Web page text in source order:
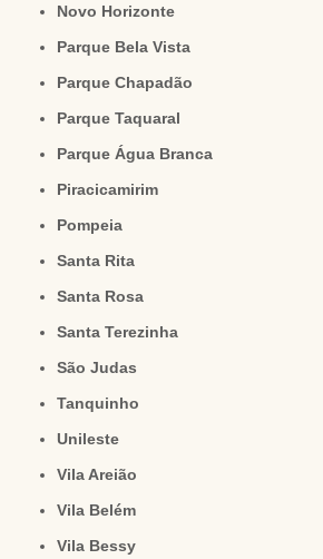
Novo Horizonte
Parque Bela Vista
Parque Chapadão
Parque Taquaral
Parque Água Branca
Piracicamirim
Pompeia
Santa Rita
Santa Rosa
Santa Terezinha
São Judas
Tanquinho
Unileste
Vila Areião
Vila Belém
Vila Bessy